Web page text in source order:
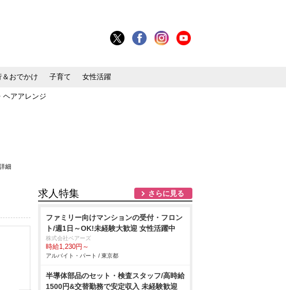
ヘアアレンジ
＆おでかけ 子育て 女性活躍
細
求人特集 さらに見る
ファミリー向けマンションの受付・フロン
ト/週1日～OK!未経験大歓迎 女性活躍中
株式会社ベアーズ
時給1,230円～
アルバイト・パート / 東京都
半導体部品のセット・検査スタッフ/高時給
1500円&交替勤務で安定収入 未経験歓迎